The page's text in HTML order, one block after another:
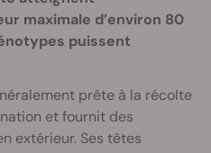
maximale d’environ 80
puissent
prête à la récolte
et fournit des
extérieur. Ses têtes